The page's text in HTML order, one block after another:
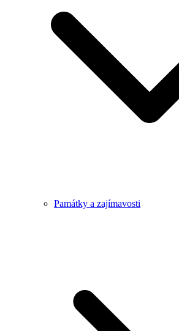
Památky a zajímavosti